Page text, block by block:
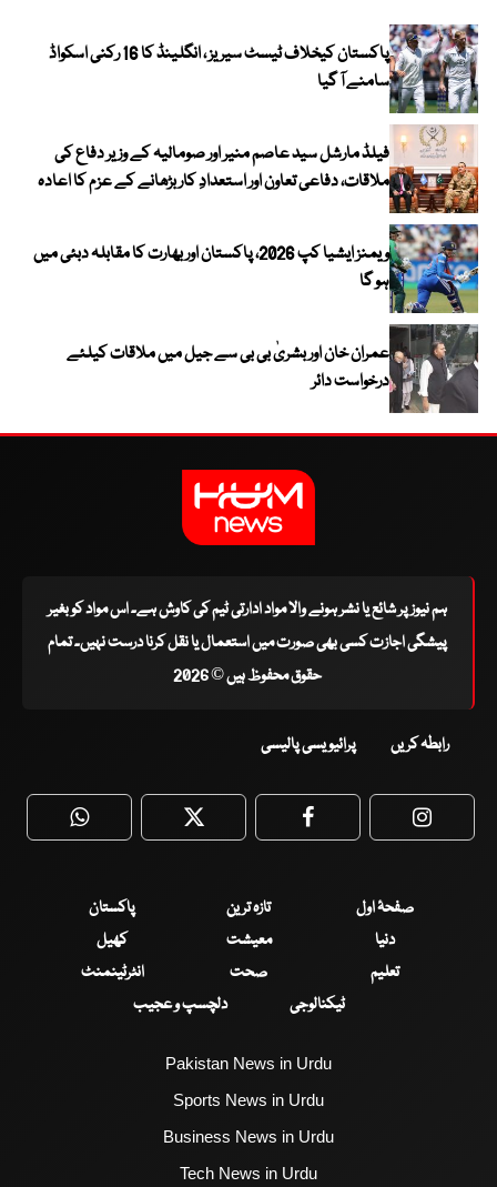
پاکستان کیخلاف ٹیسٹ سیریز ، انگلینڈ کا 16 رکنی اسکواڈ
سامنے آ گیا
فیلڈ مارشل سید عاصم منیر اور صومالیہ کے وزیر دفاع کی
ملاقات، دفاعی تعاون اور استعدادِ کار بڑھانے کے عزم کا اعادہ
ویمنز ایشیا کپ 2026، پاکستان اور بھارت کا مقابلہ دبئی میں
ہو گا
عمران خان اور بشریٰ بی بی سے جیل میں ملاقات کیلئے
درخواست دائر
ہم نیوز پر شائع یا نشر ہونے والا مواد ادارتی ٹیم کی کاوش ہے۔ اس مواد کو بغیر
پیشگی اجازت کسی بھی صورت میں استعمال یا نقل کرنا درست نہیں۔ تمام
حقوق محفوظ ہیں © 2026
رابطہ کریں پرائیویسی پالیسی
WhatsApp Twitter Facebook
صفحۂ اول تازہ ترین
پاکستان
دنیا
معیشت
کھیل
تعلیم
صحت
انٹرٹینمنٹ
ٹیکنالوجی
دلچسپ و عجیب
Pakistan News in Urdu
Sports News in Urdu
Business News in Urdu
Tech News in Urdu